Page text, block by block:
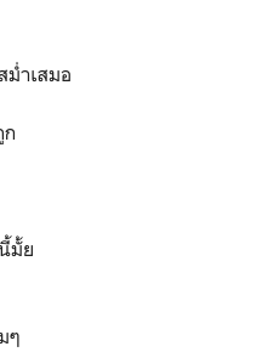
ำเสมอ
มั้ย
ๆ